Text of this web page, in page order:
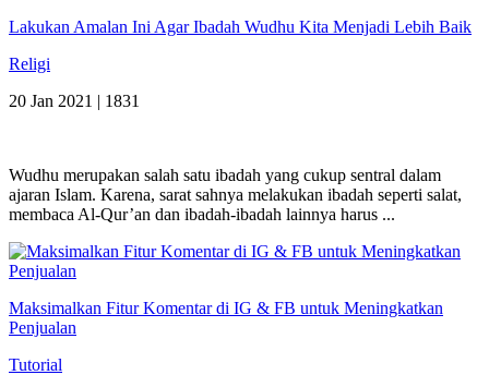
Lakukan Amalan Ini Agar Ibadah Wudhu Kita Menjadi Lebih Baik
Religi
20 Jan 2021 | 1831
Wudhu merupakan salah satu ibadah yang cukup sentral dalam
ajaran Islam. Karena, sarat sahnya melakukan ibadah seperti salat,
membaca Al-Qur’an dan ibadah-ibadah lainnya harus ...
Maksimalkan Fitur Komentar di IG & FB untuk Meningkatkan
Penjualan
Tutorial